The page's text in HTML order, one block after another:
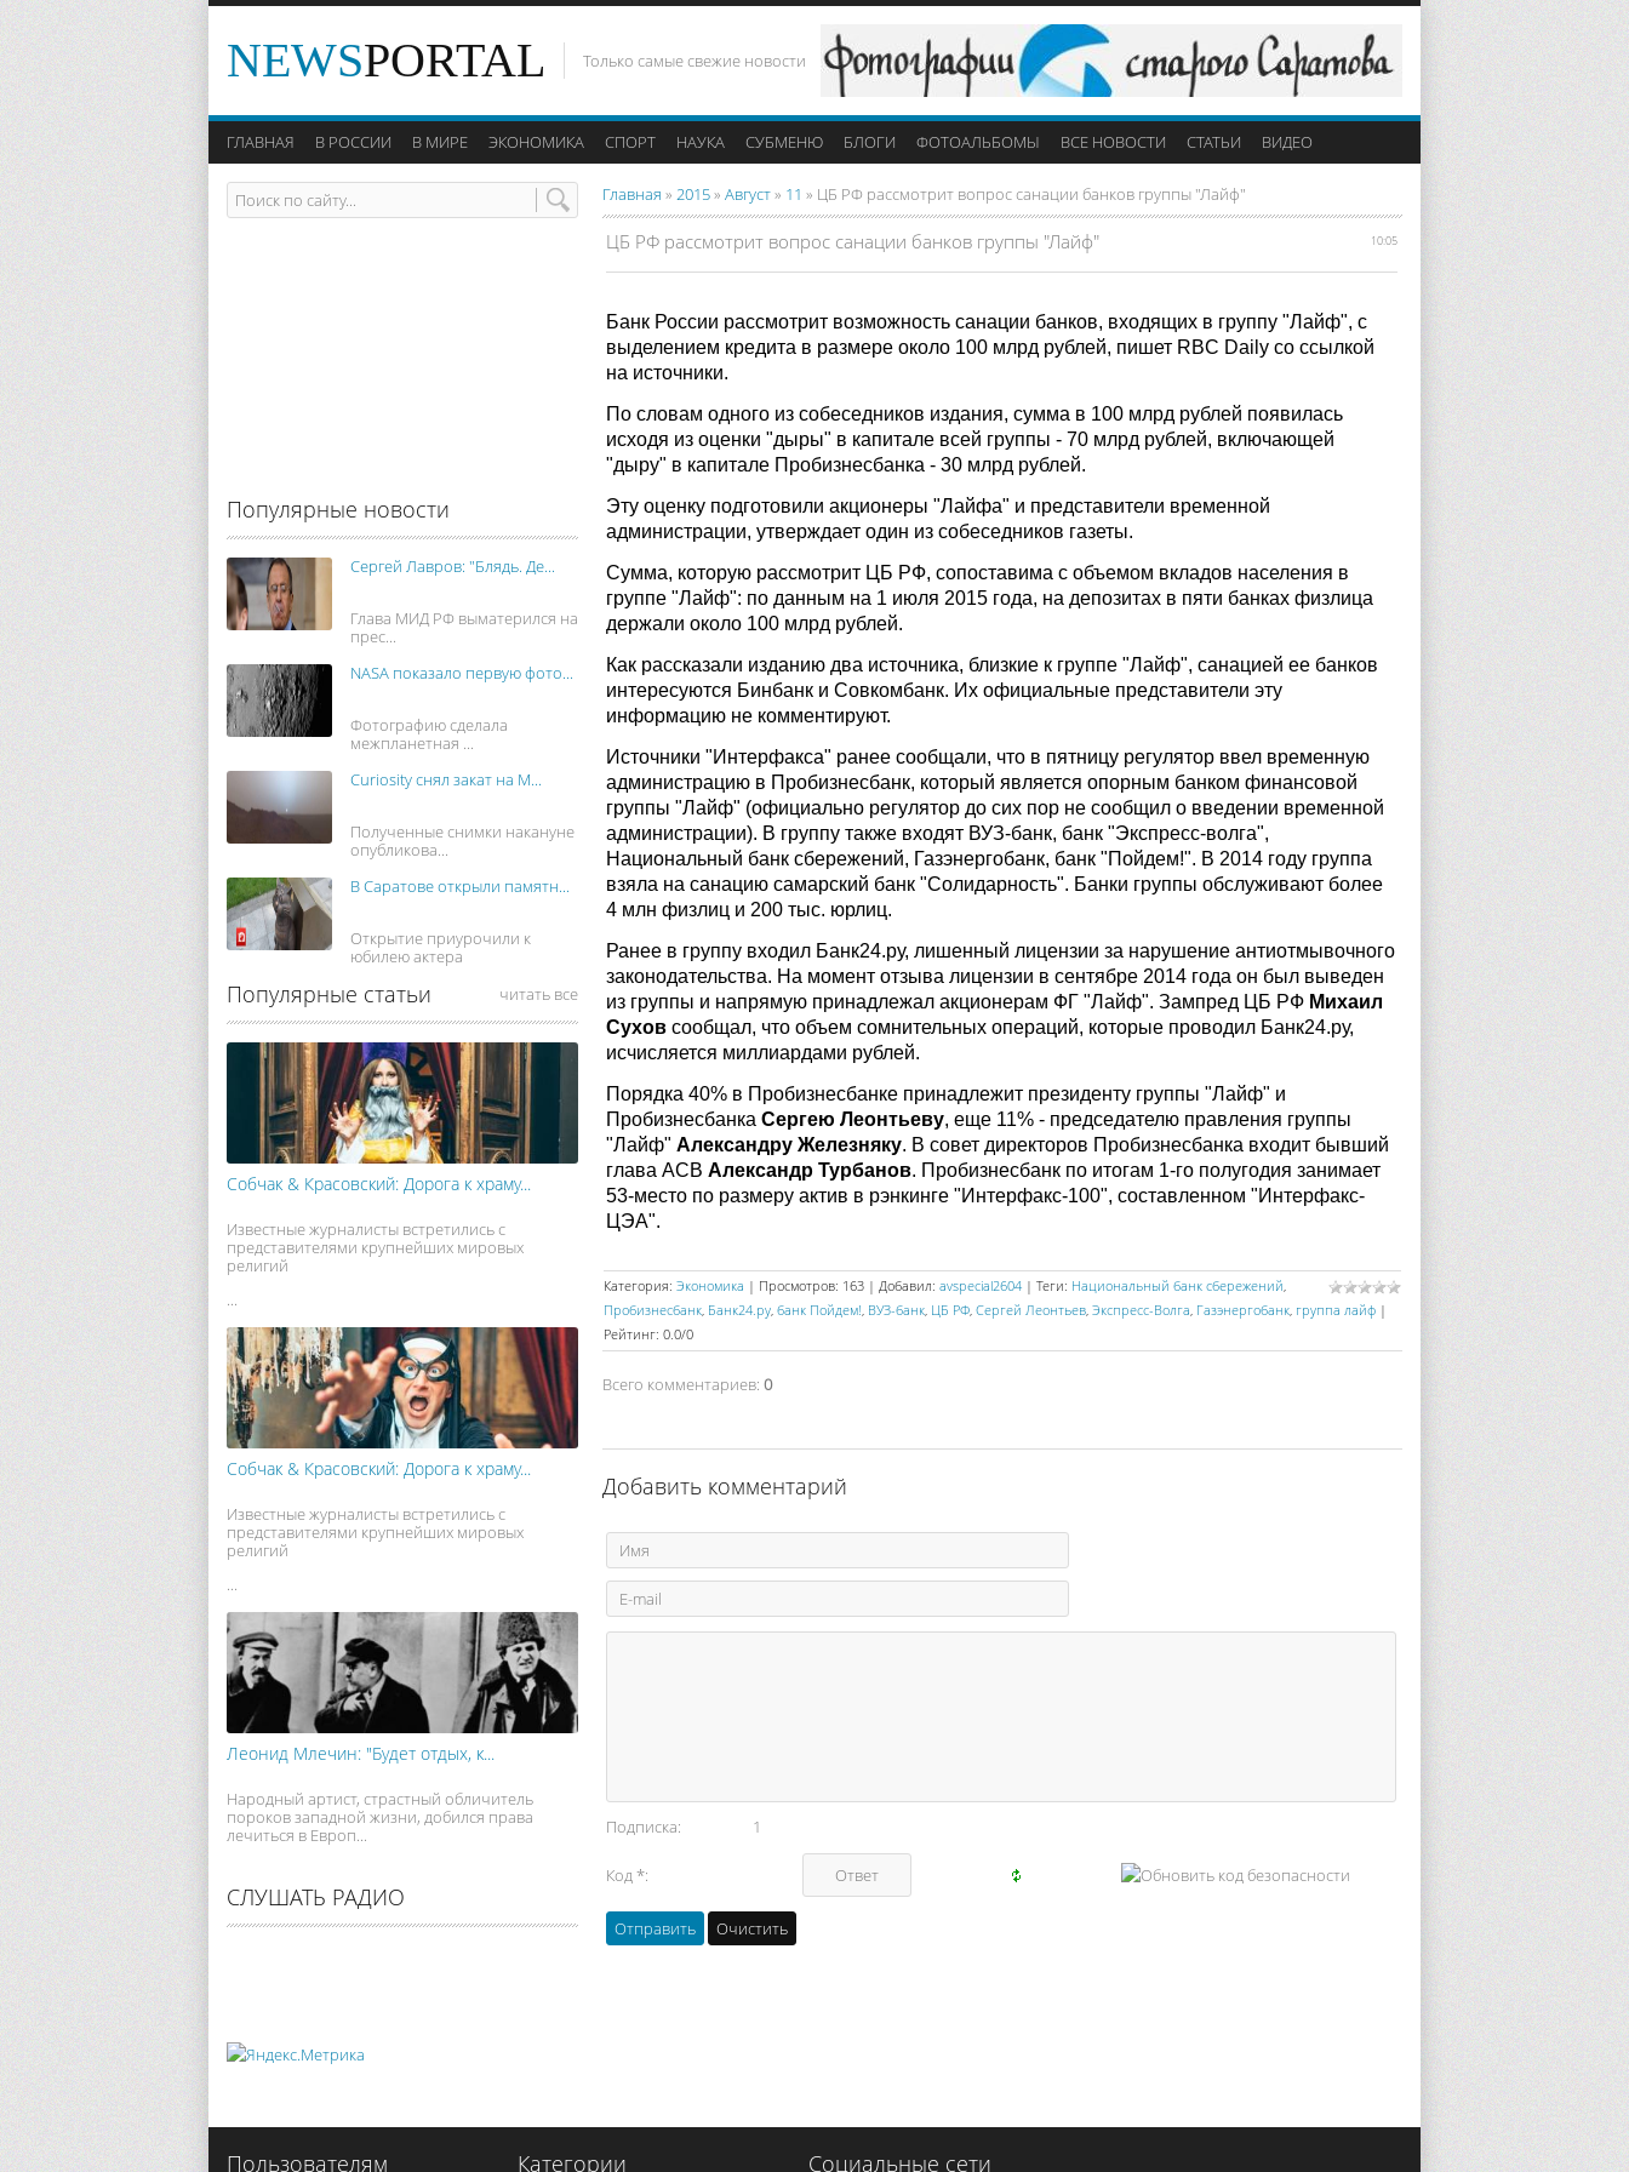
NEWSPORTAL Только самые свежие новости
ГЛАВНАЯ В РОССИИ В МИРЕ ЭКОНОМИКА СПОРТ НАУКА СУБМЕНЮ БЛОГИ ФОТОАЛЬБОМЫ ВСЕ НОВОСТИ СТАТЬИ ВИДЕО
Главная » 2015» Август» 11 » ЦБ РФ рассмотрит вопрос санации банков группы "Лайф"
10:05
ЦБ РФ рассмотрит вопрос санации банков группы "Лайф"
Банк России рассмотрит возможность санации банков, входящих в группу "Лайф", с
выделением кредита в размере около 100 млрд рублей, пишет RBC Daily со ссылкой
на источники.
По словам одного из собеседников издания, сумма в 100 млрд рублей появилась
исходя из оценки "дыры" в капитале всей группы - 70 млрд рублей, включающей
"дыру" в капитале Пробизнесбанка - 30 млрд рублей.
Эту оценку подготовили акционеры "Лайфа" и представители временной
администрации, утверждает один из собеседников газеты.
Сумма, которую рассмотрит ЦБ РФ, сопоставима с объемом вкладов населения в
группе "Лайф": по данным на 1 июля 2015 года, на депозитах в пяти банках физлица
держали около 100 млрд рублей.
Как рассказали изданию два источника, близкие к группе "Лайф", санацией ее банков
интересуются Бинбанк и Совкомбанк. Их официальные представители эту
информацию не комментируют.
Источники "Интерфакса" ранее сообщали, что в пятницу регулятор ввел временную
администрацию в Пробизнесбанк, который является опорным банком финансовой
группы "Лайф" (официально регулятор до сих пор не сообщил о введении временной
администрации). В группу также входят ВУЗ-банк, банк "Экспресс-волга",
Национальный банк сбережений, Газэнергобанк, банк "Пойдем!". В 2014 году группа
взяла на санацию самарский банк "Солидарность". Банки группы обслуживают более
4 млн физлиц и 200 тыс. юрлиц.
Ранее в группу входил Банк24.ру, лишенный лицензии за нарушение антиотмывочного
законодательства. На момент отзыва лицензии в сентябре 2014 года он был выведен
из группы и напрямую принадлежал акционерам ФГ "Лайф". Зампред ЦБ РФ Михаил
Сухов сообщал, что объем сомнительных операций, которые проводил Банк24.ру,
исчисляется миллиардами рублей.
Порядка 40% в Пробизнесбанке принадлежит президенту группы "Лайф" и
Пробизнесбанка Сергею Леонтьеву, еще 11% - председателю правления группы
"Лайф" Александру Железняку. В совет директоров Пробизнесбанка входит бывший
глава АСВ Александр Турбанов. Пробизнесбанк по итогам 1-го полугодия занимает
53-место по размеру актив в рэнкинге "Интерфакс-100", составленном "Интерфакс-
ЦЭА".
Категория: Экономика | Просмотров: 163 | Добавил: avspecial2604 | Теги: Национальный банк сбережений,
Пробизнесбанк, Банк24.ру, банк Пойдем!, ВУЗ-банк, ЦБ РФ, Сергей Леонтьев, Экспресс-Волга, Газэнергобанк, группа лайф |
Рейтинг: 0.0/0
Всего комментариев: 0
Добавить комментарий
Подписка: 1
Код *:
Популярные новости
Сергей Лавров: "Блядь. Де...
Глава МИД РФ выматерился на
прес...
NASA показало первую фото...
Фотографию сделала
межпланетная ...
Curiosity снял закат на М...
Полученные снимки накануне
опубликова...
В Саратове открыли памятн...
Открытие приурочили к
юбилею актера
Популярные статьи читать все
Собчак & Красовский: Дорога к храму...
Известные журналисты встретились с
представителями крупнейших мировых
религий
...
Собчак & Красовский: Дорога к храму...
Известные журналисты встретились с
представителями крупнейших мировых
религий
...
Леонид Млечин: "Будет отдых, к...
Народный артист, страстный обличитель
пороков западной жизни, добился права
лечиться в Европ...
СЛУШАТЬ РАДИО
Пользователям Категории Социальные сети